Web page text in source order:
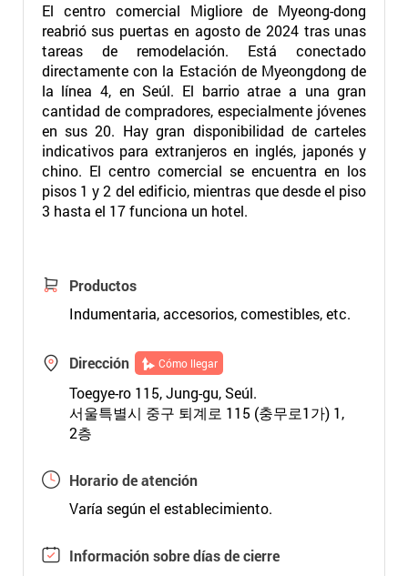
El centro comercial Migliore de Myeong-dong
reabrió sus puertas en agosto de 2024 tras unas
tareas de remodelación. Está conectado
directamente con la Estación de Myeongdong de
la línea 4, en Seúl. El barrio atrae a una gran
cantidad de compradores, especialmente jóvenes
en sus 20. Hay gran disponibilidad de carteles
indicativos para extranjeros en inglés, japonés y
chino. El centro comercial se encuentra en los
pisos 1 y 2 del edificio, mientras que desde el piso
3 hasta el 17 funciona un hotel.
Productos
Indumentaria, accesorios, comestibles, etc.
Dirección Cómo llegar
Toegye-ro 115, Jung-gu, Seúl.
서울특별시 중구 퇴계로 115 (충무로1가) 1,
2층
Horario de atención
Varía según el establecimiento.
Información sobre días de cierre